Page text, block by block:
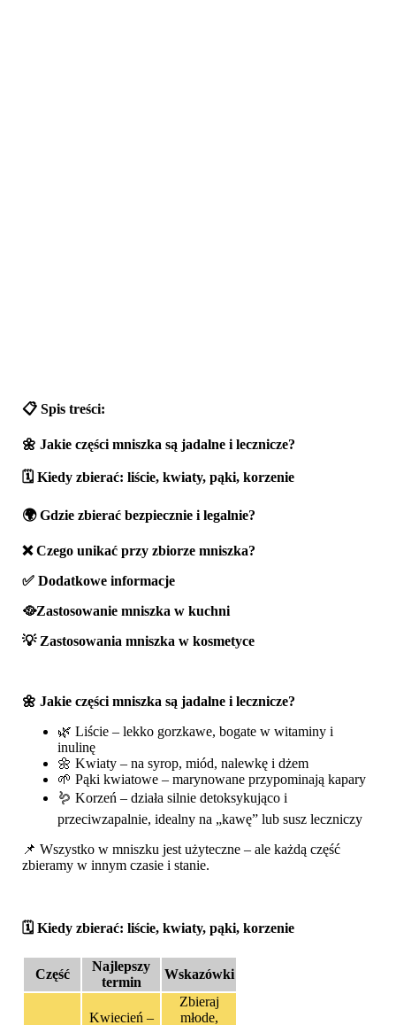
📋 Spis treści:
🌼 Jakie części mniszka są jadalne i lecznicze?
🗓️ Kiedy zbierać: liście, kwiaty, pąki, korzenie
🌍 Gdzie zbierać bezpiecznie i legalnie?
❌ Czego unikać przy zbiorze mniszka?
✅ Dodatkowe informacje
🥘Zastosowanie mniszka w kuchni
💡 Zastosowania mniszka w kosmetyce
🌼 Jakie części mniszka są jadalne i lecznicze?
🌿 Liście – lekko gorzkawe, bogate w witaminy i
inulinę
🌼 Kwiaty – na syrop, miód, nalewkę i dżem
🌱 Pąki kwiatowe – marynowane przypominają kapary
🪱 Korzeń – działa silnie detoksykująco i
przeciwzapalnie, idealny na „kawę” lub susz leczniczy
📌 Wszystko w mniszku jest użyteczne – ale każdą część
zbieramy w innym czasie i stanie.
🗓️ Kiedy zbierać: liście, kwiaty, pąki, korzenie
Część
Najlepszy
termin
Wskazówki
Kwiecień –
Zbieraj
młode,